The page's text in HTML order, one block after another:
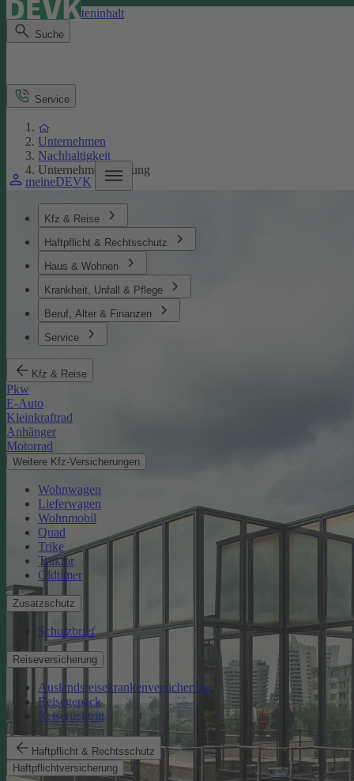
Direkt zum Seiteninhalt
Suche
meineDEVK
Kfz & Reise
Haftpflicht & Rechtsschutz
Haus & Wohnen
Krankheit, Unfall & Pflege
Beruf, Alter & Finanzen
Service
Kfz & Reise
Pkw
E-Auto
Kleinkraftrad
Anhänger
Motorrad
Weitere Kfz-Versicherungen
Wohnwagen
Lieferwagen
Wohnmobil
Quad
Trike
Traktor
Oldtimer
Zusatzschutz
Schutzbrief
Reiseversicherung
Auslandsreisekrankenversicherung
Reisegepäck
Reiserücktritt
Haftpflicht & Rechtsschutz
Haftpflichtversicherung
Service
Unternehmen
Nachhaltigkeit
Unternehmensführung